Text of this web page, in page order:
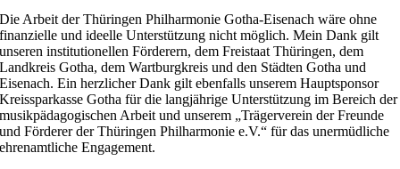
Die Arbeit der Thüringen Philharmonie Gotha-Eisenach wäre ohne
finanzielle und ideelle Unterstützung nicht möglich. Mein Dank gilt
unseren institutionellen Förderern, dem Freistaat Thüringen, dem
Landkreis Gotha, dem Wartburgkreis und den Städten Gotha und
Eisenach. Ein herzlicher Dank gilt ebenfalls unserem Hauptsponsor
Kreissparkasse Gotha für die langjährige Unterstützung im Bereich der
musikpädagogischen Arbeit und unserem „Trägerverein der Freunde
und Förderer der Thüringen Philharmonie e.V.“ für das unermüdliche
ehrenamtliche Engagement.